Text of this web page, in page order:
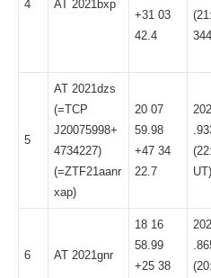
4 AT 2021bxp
+31 03
42.4
5
AT 2021dzs
(=TCP
J20075998+
4734227)
(=ZTF21aanr
xap)
20 07
59.98
+47 34
22.7
UT)
6 AT 2021gnr
18 16
58.99
+25 38